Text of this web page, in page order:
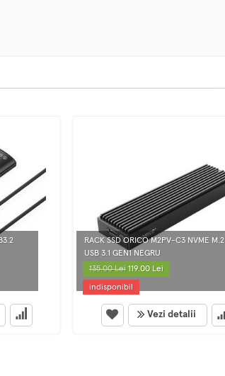
RACK SSD ORICO M2PV-C3 NVME M.2
USB 3.1 GEN1 NEGRU
135.00 Lei119.00 Lei
indisponibil
Vezi detalii